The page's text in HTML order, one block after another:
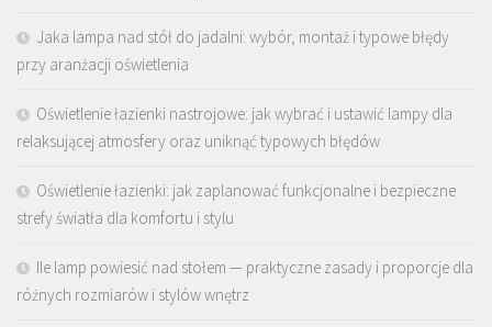
Jaka lampa nad stół do jadalni: wybór, montaż i typowe błędy
przy aranżacji oświetlenia
Oświetlenie łazienki nastrojowe: jak wybrać i ustawić lampy dla
relaksującej atmosfery oraz uniknąć typowych błędów
Oświetlenie łazienki: jak zaplanować funkcjonalne i bezpieczne
strefy światła dla komfortu i stylu
Ile lamp powiesić nad stołem — praktyczne zasady i proporcje dla
różnych rozmiarów i stylów wnętrz